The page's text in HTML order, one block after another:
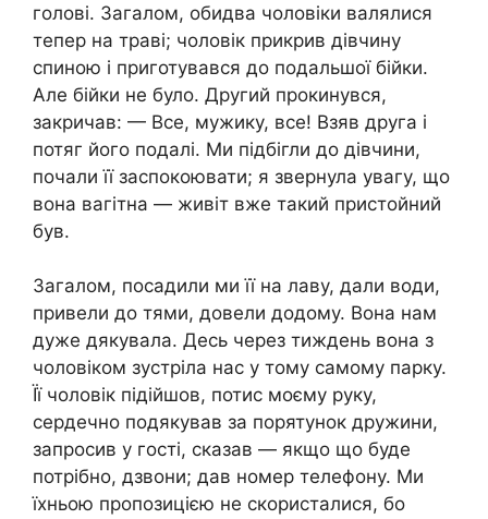
голові. Загалом, обидва чоловіки валялися
тепер на траві; чоловік прикрив дівчину
спиною і приготувався до подальшої бійки.
Але бійки не було. Другий прокинувся,
закричав: — Все, мужику, все! Взяв друга і
потяг його подалі. Ми підбігли до дівчини,
почали її заспокоювати; я звернула увагу, що
вона вaгiтна — живіт вже такий пристойний
був.
Загалом, посадили ми її на лаву, дали води,
привели до тями, довели додому. Вона нам
дуже дякувала. Десь через тиждень вона з
чоловіком зустріла нас у тому самому парку.
Її чоловік підійшов, потис моєму руку,
сердечно подякував за порятунок дружини,
запросив у гості, сказав — якщо що буде
потрібно, дзвони; дав номер телефону. Ми
їхньою пропозицією не скористалися, бо